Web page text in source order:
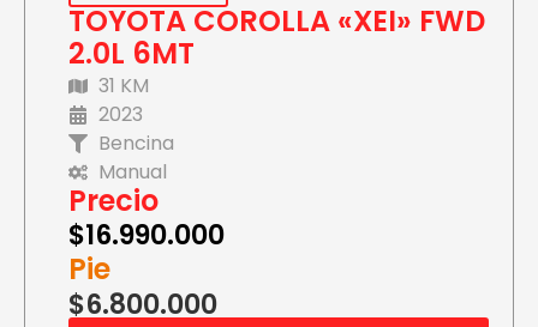
TOYOTA COROLLA «XEI» FWD
2.0L 6MT
31 KM
2023
Bencina
Manual
Precio
$16.990.000
Pie
$6.800.000